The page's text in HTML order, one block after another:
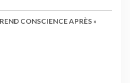
CONSCIENCE APRÈS »